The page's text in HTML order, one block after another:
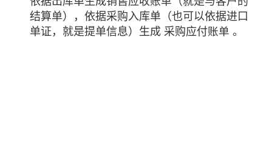
结算单），依据采购入库单（也可以依据进口
单证，就是提单信息）生成 采购应付账单 。